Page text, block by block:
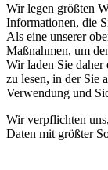
Wir legen größten
Informationen, die
Als eine unserer
Maßnahmen, um
Wir laden Sie daher
zu lesen, in der Sie
Verwendung und
Wir verpflichten
Daten mit größter